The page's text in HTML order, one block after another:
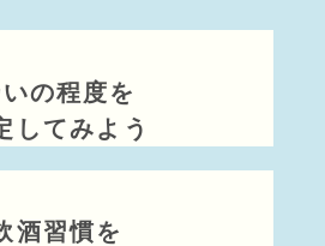
の程度を
してみよう
酒習慣を